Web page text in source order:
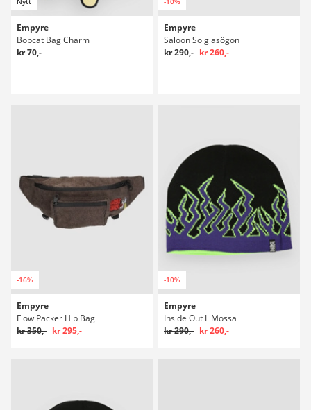
Empyre
Bobcat Bag Charm
kr 70,-
Empyre
Saloon Solglasögon
kr 290,- kr 260,-
-16%
Empyre
Flow Packer Hip Bag
kr 350,- kr 295,-
-10%
Empyre
Inside Out Ii Mössa
kr 290,- kr 260,-